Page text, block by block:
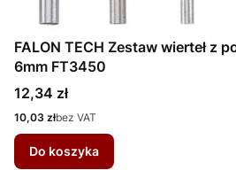
FALON TECH Zestaw wierteł z pogłębiaczem 5el. 3-
6mm FT3450
Cena
12,34 zł
Cena
10,03 złbez VAT
Do koszyka